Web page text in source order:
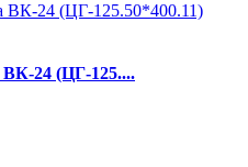
ВК-24 (ЦГ-125....